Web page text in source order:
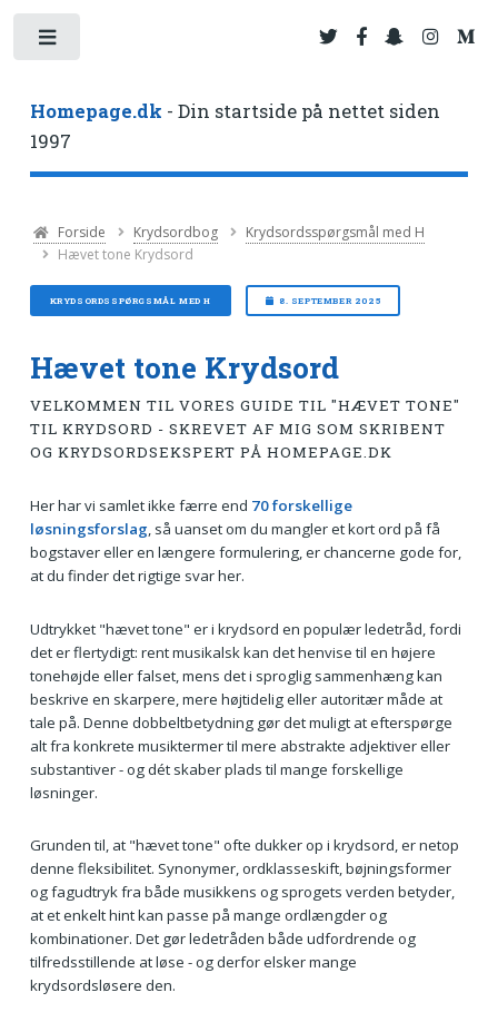
Homepage.dk - Din startside på nettet siden
1997
Forside Krydsordbog
Krydsordsspørgsmål med H
Hævet tone Krydsord
KRYDSORDSSPØRGSMÅL MED H 8. SEPTEMBER 2025
Hævet tone Krydsord
VELKOMMEN TIL VORES GUIDE TIL "HÆVET TONE"
TIL KRYDSORD - SKREVET AF MIG SOM SKRIBENT
OG KRYDSORDSEKSPERT PÅ HOMEPAGE.DK
Her har vi samlet ikke færre end 70 forskellige
løsningsforslag, så uanset om du mangler et kort ord på få
bogstaver eller en længere formulering, er chancerne gode for,
at du finder det rigtige svar her.
Udtrykket "hævet tone" er i krydsord en populær ledetråd, fordi
det er flertydigt: rent musikalsk kan det henvise til en højere
tonehøjde eller falset, mens det i sproglig sammenhæng kan
beskrive en skarpere, mere højtidelig eller autoritær måde at
tale på. Denne dobbeltbetydning gør det muligt at efterspørge
alt fra konkrete musiktermer til mere abstrakte adjektiver eller
substantiver - og dét skaber plads til mange forskellige
løsninger.
Grunden til, at "hævet tone" ofte dukker op i krydsord, er netop
denne fleksibilitet. Synonymer, ordklasseskift, bøjningsformer
og fagudtryk fra både musikkens og sprogets verden betyder,
at et enkelt hint kan passe på mange ordlængder og
kombinationer. Det gør ledetråden både udfordrende og
tilfredsstillende at løse - og derfor elsker mange
krydsordsløsere den.